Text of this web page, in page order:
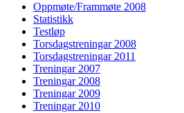
Oppmøte/Frammøte 2008
Statistikk
Testløp
Torsdagstreningar 2008
Torsdagstreningar 2011
Treningar 2007
Treningar 2008
Treningar 2009
Treningar 2010